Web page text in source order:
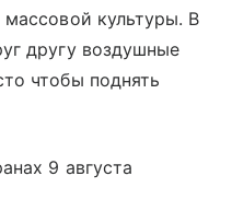
культуры. В
другу воздушные
чтобы поднять
9 августа